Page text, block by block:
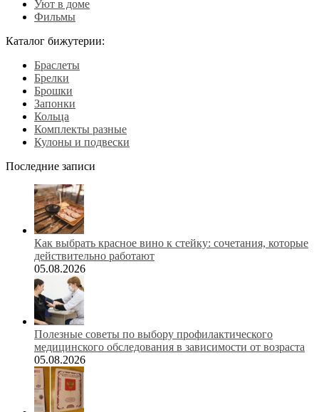
Уют в доме
Фильмы
Каталог бижутерии:
Браслеты
Брелки
Брошки
Запонки
Кольца
Комплекты разные
Кулоны и подвески
Последние записи
Как выбрать красное вино к стейку: сочетания, которые
действительно работают
05.08.2026
Полезные советы по выбору профилактического
медицинского обследования в зависимости от возраста
05.08.2026